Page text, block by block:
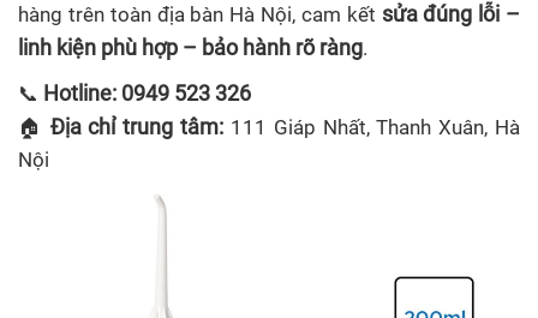
hàng trên toàn địa bàn Hà Nội, cam kết sửa đúng lỗi –
linh kiện phù hợp – bảo hành rõ ràng.
📞 Hotline: 0949 523 326
🏠 Địa chỉ trung tâm: 111 Giáp Nhất, Thanh Xuân, Hà
Nội